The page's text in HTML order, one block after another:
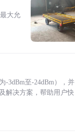
大允
-3dBm至-24dBm），并
解决方案，帮助用户快